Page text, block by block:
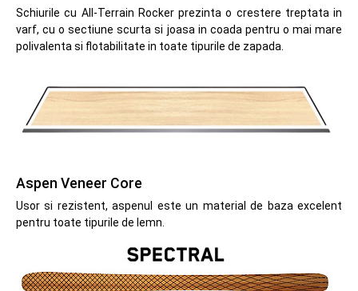
Schiurile cu All-Terrain Rocker prezinta o crestere treptata in
varf, cu o sectiune scurta si joasa in coada pentru o mai mare
polivalenta si flotabilitate in toate tipurile de zapada.
Aspen Veneer Core
Usor si rezistent, aspenul este un material de baza excelent
pentru toate tipurile de lemn.